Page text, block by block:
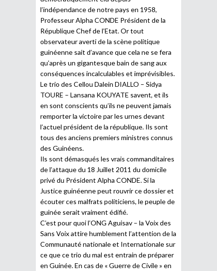
l’indépendance de notre pays en 1958,
Professeur Alpha CONDE Président de la
République Chef de l’Etat. Or tout
observateur averti de la scène politique
guinéenne sait d’avance que cela ne se fera
qu’après un gigantesque bain de sang aux
conséquences incalculables et imprévisibles.
Le trio des Cellou Dalein DIALLO – Sidya
TOURE – Lansana KOUYATE savent, et ils
en sont conscients qu’ils ne peuvent jamais
remporter la victoire par les urnes devant
l’actuel président de la république. Ils sont
tous des anciens premiers ministres connus
des Guinéens.
Ils sont démasqués les vrais commanditaires
de l’attaque du 18 Juillet 2011 du domicile
privé du Président Alpha CONDE. Si la
Justice guinéenne peut rouvrir ce dossier et
écouter ces malfrats politiciens, le peuple de
guinée serait vraiment édifié.
C’est pour quoi l’ONG Aguisav – la Voix des
Sans Voix attire humblement l’attention de la
Communauté nationale et Internationale sur
ce que ce trio du mal est entrain de préparer
en Guinée. En cas de « Guerre de Civile » en